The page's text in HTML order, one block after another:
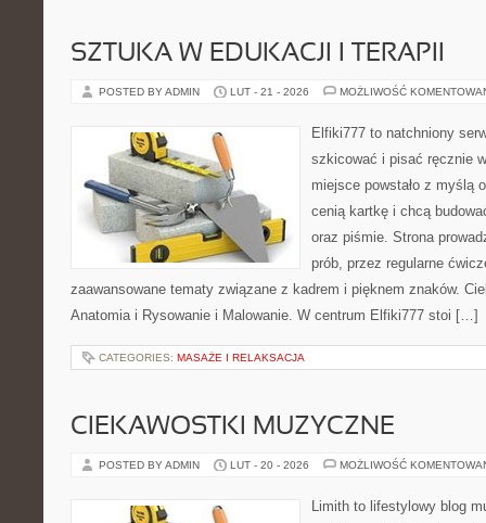
SZTUKA W EDUKACJI I TERAPII
POSTED BY ADMIN LUT - 21 - 2026 MOŻLIWOŚĆ
Elfiki777 to natchniony
szkicować i pisać ręcznie
miejsce powstało z myślą
cenią kartkę i chcą
oraz piśmie. Strona
prób, przez regularne
zaawansowane tematy związane z kadrem i pięknem znaków.
Anatomia i Rysowanie i Malowanie. W centrum Elfiki777 stoi […]
CATEGORIES: MASAŻE I RELAKSACJA
CIEKAWOSTKI MUZYCZNE
POSTED BY ADMIN LUT - 20 - 2026 MOŻLIWOŚĆ
Limith to lifestylowy blog